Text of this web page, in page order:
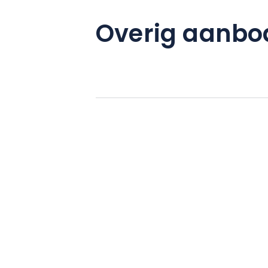
Overig